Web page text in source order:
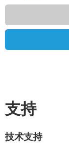
支持
技术支持